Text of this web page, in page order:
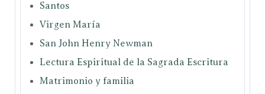
Santos
Virgen María
San John Henry Newman
Lectura Espiritual de la Sagrada Escritura
Matrimonio y familia